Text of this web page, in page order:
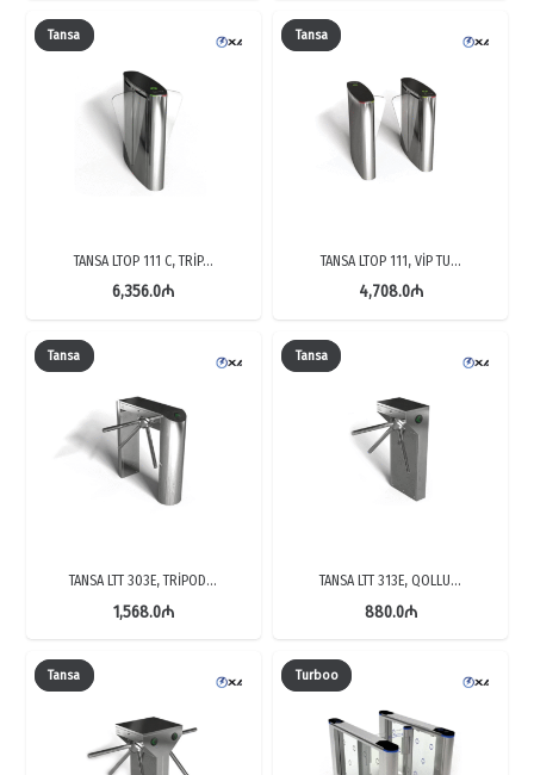
Tansa
TANSA LTOP 111 C, TRİP…
6,356.0₼
Tansa
TANSA LTOP 111, VİP TU…
4,708.0₼
Tansa
TANSA LTT 303E, TRİPOD…
1,568.0₼
Tansa
TANSA LTT 313E, QOLLU…
880.0₼
Tansa Turboo